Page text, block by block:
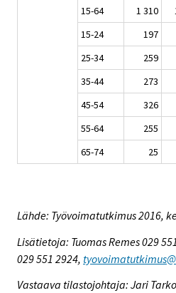
15-64
1 310
15-24
197
25-34
259
35-44
273
45-54
326
55-64
255
65-74
25
Lähde: Työvoimatutkimus 2016,
Lisätietoja: Tuomas Remes 029
029 551 2924,
Vastaava tilastojohtaja: Jari